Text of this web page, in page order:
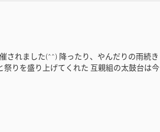
されました(^^) 降ったり、やんだりの雨続き
りを盛り上げてくれた 互親組の太鼓台は今